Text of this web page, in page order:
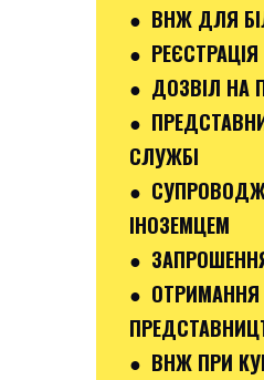
● ВНЖ ДЛЯ
●
● ДОЗВІЛ НА
●
СЛУЖБІ
●
ІНОЗЕМЦЕМ
●
● ОТРИМАННЯ
● ВНЖ ПРИ